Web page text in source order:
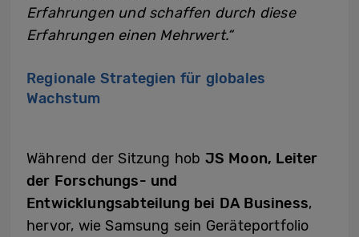
Erfahrungen und schaffen durch diese
Erfahrungen einen Mehrwert.“
Regionale Strategien für globales
Wachstum
Während der Sitzung hob JS Moon, Leiter
der Forschungs- und
Entwicklungsabteilung bei DA Business,
hervor, wie Samsung sein Geräteportfolio